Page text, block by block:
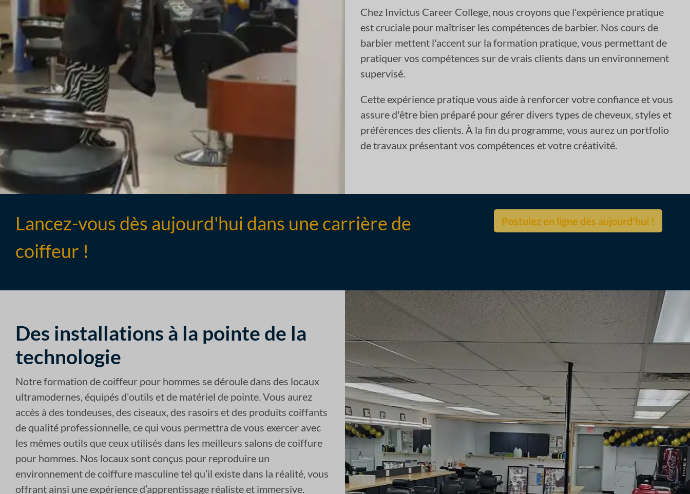
Chez Invictus Career College, nous croyons que l'expérience pratique
est cruciale pour maîtriser les compétences de barbier. Nos cours de
barbier mettent l'accent sur la formation pratique, vous permettant de
pratiquer vos compétences sur de vrais clients dans un environnement
supervisé.
Cette expérience pratique vous aide à renforcer votre confiance et vous
assure d'être bien préparé pour gérer divers types de cheveux, styles et
préférences des clients. À la fin du programme, vous aurez un portfolio
de travaux présentant vos compétences et votre créativité.
Lancez-vous dès aujourd'hui dans une carrière de
coiffeur !
Postulez en ligne dès aujourd'hui !
Des installations à la pointe de la
technologie
Notre formation de coiffeur pour hommes se déroule dans des locaux
ultramodernes, équipés d'outils et de matériel de pointe. Vous aurez
accès à des tondeuses, des ciseaux, des rasoirs et des produits coiffants
de qualité professionnelle, ce qui vous permettra de vous exercer avec
les mêmes outils que ceux utilisés dans les meilleurs salons de coiffure
pour hommes. Nos locaux sont conçus pour reproduire un
environnement de coiffure masculine tel qu’il existe dans la réalité, vous
offrant ainsi une expérience d’apprentissage réaliste et immersive.